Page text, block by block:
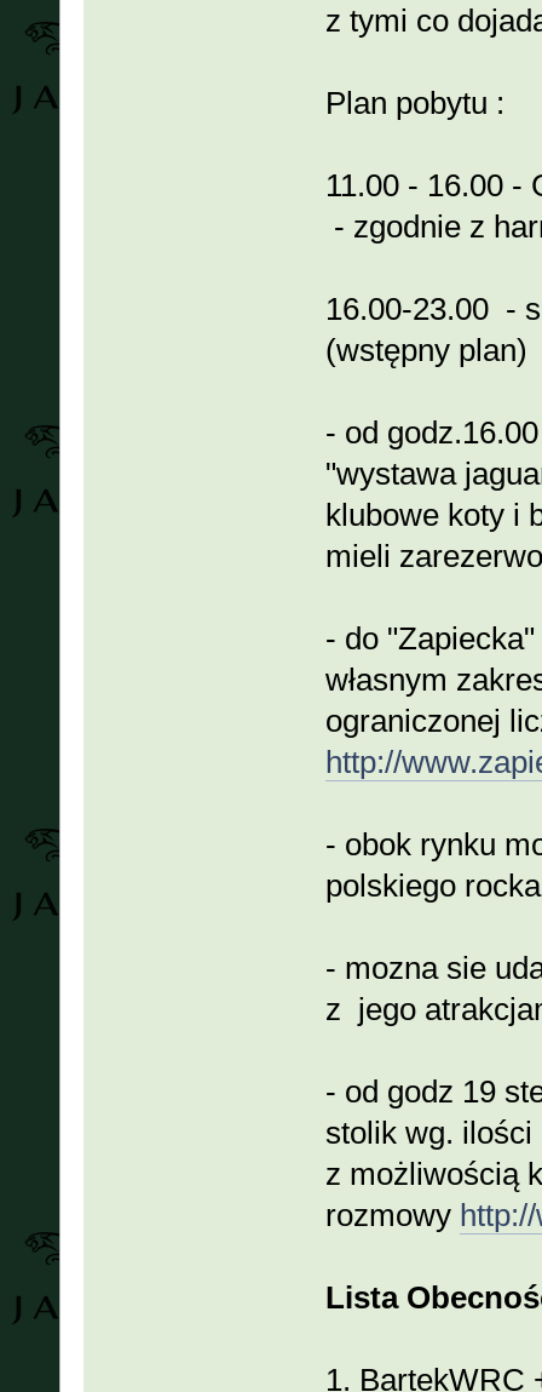
z tymi co
Plan pobytu :
11.00 - 16.00 -
- zgodnie z
16.00-23.00 -
(wstępny plan)
- od
"wystawa
klubowe koty i
mieli
- do
własnym
ograniczonej
http://
- obok rynku
polskiego
- mozna sie
z jego
- od godz 19
stolik wg. ilości
z możliwością
rozmowy
Lista
1. BartekWRC